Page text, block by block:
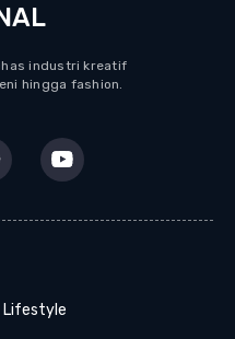
Lifestyle
industri kreatif
hingga fashion.